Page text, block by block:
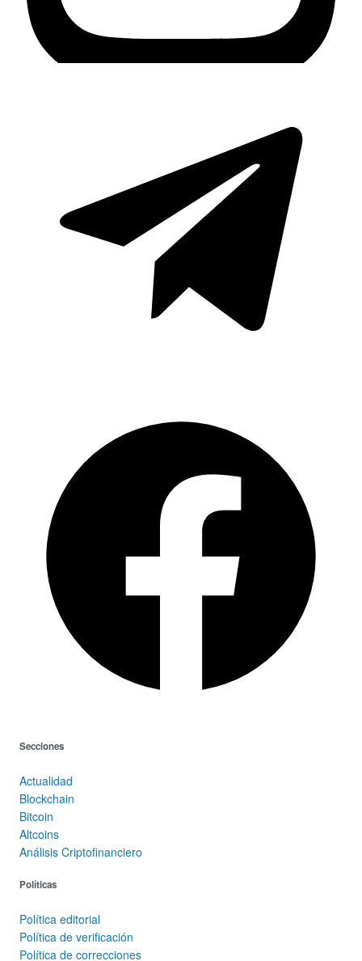
Secciones
Actualidad
Blockchain
Bitcoin
Altcoins
Análisis Criptofinanciero
Políticas
Política editorial
Política de verificación
Política de correcciones